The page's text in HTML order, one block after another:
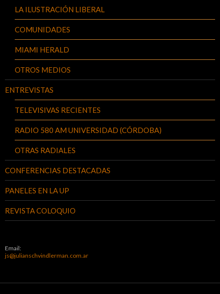
LA ILUSTRACIÓN LIBERAL
COMUNIDADES
MIAMI HERALD
OTROS MEDIOS
ENTREVISTAS
TELEVISIVAS RECIENTES
RADIO 580 AM UNIVERSIDAD (CÓRDOBA)
OTRAS RADIALES
CONFERENCIAS DESTACADAS
PANELES EN LA UP
REVISTA COLOQUIO
Email:
js@julianschvindlerman.com.ar